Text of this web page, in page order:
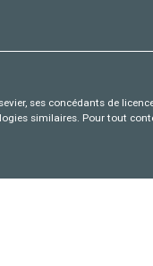
ses concédants de
similaires. Pour tout